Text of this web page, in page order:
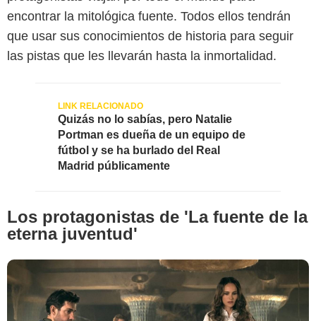
encontrar la mitológica fuente. Todos ellos tendrán
que usar sus conocimientos de historia para seguir
las pistas que les llevarán hasta la inmortalidad.
Quizás no lo sabías, pero Natalie
Portman es dueña de un equipo de
fútbol y se ha burlado del Real
Madrid públicamente
Los protagonistas de 'La fuente de la
eterna juventud'